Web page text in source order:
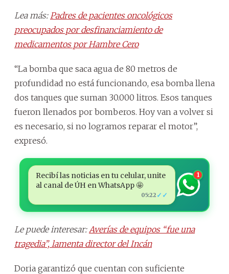
Lea más: Padres de pacientes oncológicos
preocupados por desfinanciamiento de
medicamentos por Hambre Cero
“La bomba que saca agua de 80 metros de
profundidad no está funcionando, esa bomba llena
dos tanques que suman 30.000 litros. Esos tanques
fueron llenados por bomberos. Hoy van a volver si
es necesario, si no logramos reparar el motor”,
expresó.
Recibí las noticias en tu celular, unite
al canal de ÚH en WhatsApp 🤩
05:22 ✓✓
1
Le puede interesar: Averías de equipos “fue una
tragedia”, lamenta director del Incán
Doria garantizó que cuentan con suficiente